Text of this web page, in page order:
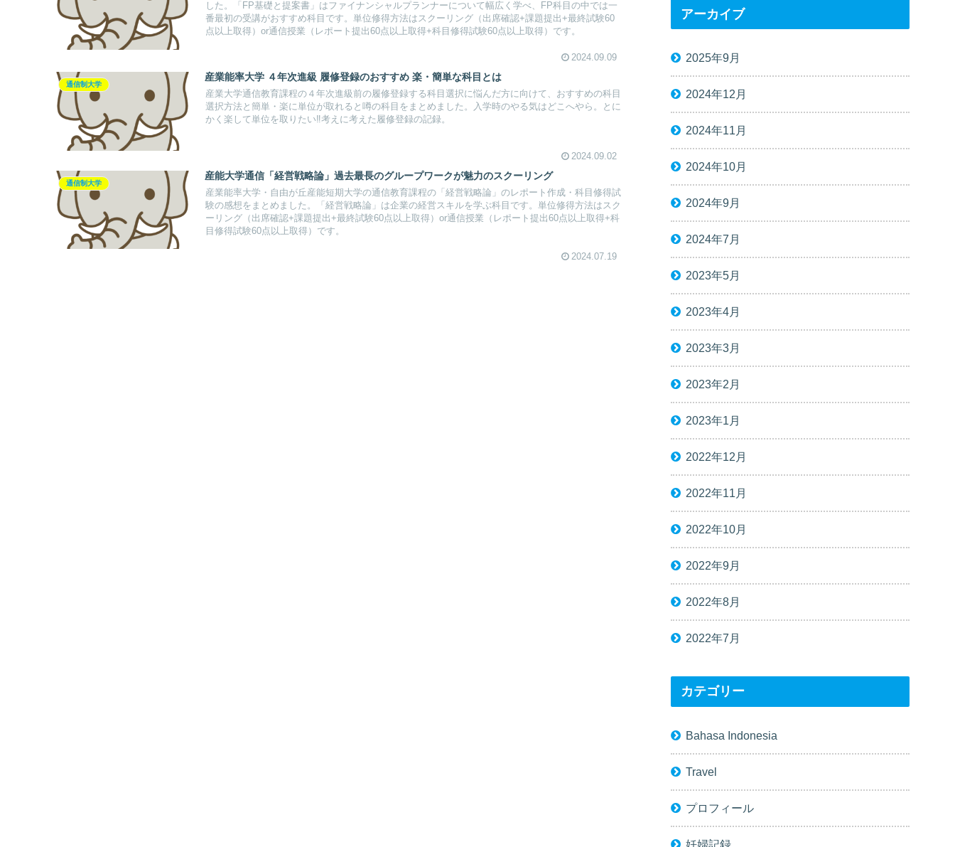
した。「FP基礎と提案書」はファイナンシャルプランナーについて幅広く学べ、FP科目の中では一
番最初の受講がおすすめ科目です。単位修得方法はスクーリング（出席確認+課題提出+最終試験60
点以上取得）or通信授業（レポート提出60点以上取得+科目修得試験60点以上取得）です。
2024.09.09
通信制大学
産業能率大学 ４年次進級 履修登録のおすすめ 楽・簡単な科目とは
産業大学通信教育課程の４年次進級前の履修登録する科目選択に悩んだ方に向けて、おすすめの科目
選択方法と簡単・楽に単位が取れると噂の科目をまとめました。入学時のやる気はどこへやら。とに
かく楽して単位を取りたい‼考えに考えた履修登録の記録。
2024.09.02
通信制大学
産能大学通信「経営戦略論」過去最長のグループワークが魅力のスクーリング
産業能率大学・自由が丘産能短期大学の通信教育課程の「経営戦略論」のレポート作成・科目修得試
験の感想をまとめました。「経営戦略論」は企業の経営スキルを学ぶ科目です。単位修得方法はスク
ーリング（出席確認+課題提出+最終試験60点以上取得）or通信授業（レポート提出60点以上取得+科
目修得試験60点以上取得）です。
2024.07.19
アーカイブ
2025年9月
2024年12月
2024年11月
2024年10月
2024年9月
2024年7月
2023年5月
2023年4月
2023年3月
2023年2月
2023年1月
2022年12月
2022年11月
2022年10月
2022年9月
2022年8月
2022年7月
カテゴリー
Bahasa Indonesia
Travel
プロフィール
妊婦記録